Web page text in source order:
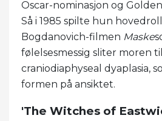
Oscar-nominasjon og
Så i 1985 spilte hun
Bogdanovich-filmen Maske
følelsesmessig sliter moren
craniodiaphyseal dyaplasia,
formen på ansiktet.
'The Witches of